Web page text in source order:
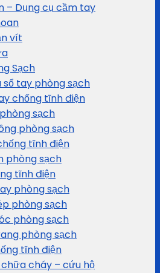
– Dụng cụ cầm tay
vít
Sạch
sổ tay phòng sạch
chống tĩnh điện
sạch
phòng sạch
tĩnh điện
phòng sạch
tĩnh điện
phòng sạch
phòng sạch
phòng sạch
phòng sạch
tĩnh điện
cháy – cứu hộ